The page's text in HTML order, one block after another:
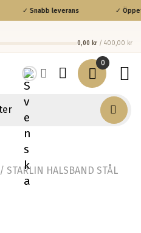
✓ Snabb leverans ✓
0,00 kr / 400,00 kr
0
/ STARLIN HALSBAND STÅL